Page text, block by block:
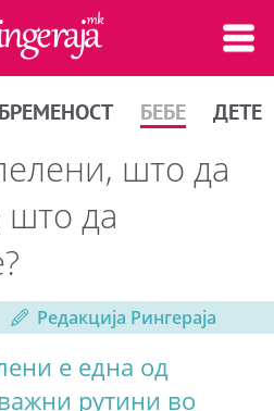
БРЕМЕНОСТ БЕБЕ ДЕТЕ
што да
што да
Редакција Рингераја
е една од
рутини во